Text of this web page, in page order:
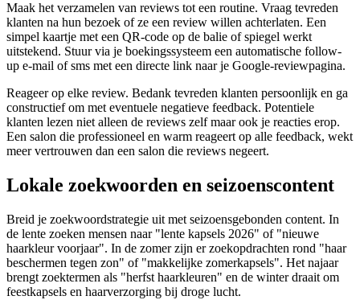
Maak het verzamelen van reviews tot een routine. Vraag tevreden
klanten na hun bezoek of ze een review willen achterlaten. Een
simpel kaartje met een QR-code op de balie of spiegel werkt
uitstekend. Stuur via je boekingssysteem een automatische follow-
up e-mail of sms met een directe link naar je Google-reviewpagina.
Reageer op elke review. Bedank tevreden klanten persoonlijk en ga
constructief om met eventuele negatieve feedback. Potentiele
klanten lezen niet alleen de reviews zelf maar ook je reacties erop.
Een salon die professioneel en warm reageert op alle feedback, wekt
meer vertrouwen dan een salon die reviews negeert.
Lokale zoekwoorden en seizoenscontent
Breid je zoekwoordstrategie uit met seizoensgebonden content. In
de lente zoeken mensen naar "lente kapsels 2026" of "nieuwe
haarkleur voorjaar". In de zomer zijn er zoekopdrachten rond "haar
beschermen tegen zon" of "makkelijke zomerkapsels". Het najaar
brengt zoektermen als "herfst haarkleuren" en de winter draait om
feestkapsels en haarverzorging bij droge lucht.